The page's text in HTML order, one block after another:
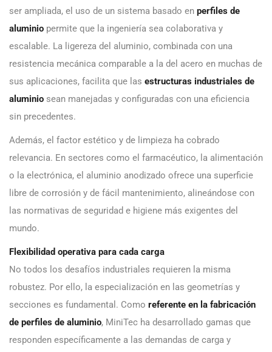
ser ampliada, el uso de un sistema basado en perfiles de
aluminio permite que la ingeniería sea colaborativa y
escalable. La ligereza del aluminio, combinada con una
resistencia mecánica comparable a la del acero en muchas de
sus aplicaciones, facilita que las estructuras industriales de
aluminio sean manejadas y configuradas con una eficiencia
sin precedentes.
Además, el factor estético y de limpieza ha cobrado
relevancia. En sectores como el farmacéutico, la alimentación
o la electrónica, el aluminio anodizado ofrece una superficie
libre de corrosión y de fácil mantenimiento, alineándose con
las normativas de seguridad e higiene más exigentes del
mundo.
Flexibilidad operativa para cada carga
No todos los desafíos industriales requieren la misma
robustez. Por ello, la especialización en las geometrías y
secciones es fundamental. Como referente en la fabricación
de perfiles de aluminio, MiniTec ha desarrollado gamas que
responden específicamente a las demandas de carga y